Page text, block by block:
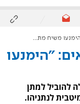
משיח מתלהם"
"הימנעו
להוביל למתן
לנתניהו.